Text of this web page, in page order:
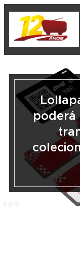
poderá